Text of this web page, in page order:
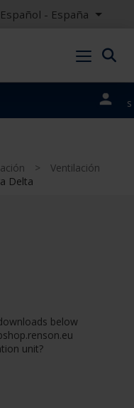
Español - España
portales
>
Ventilación
Delta
below
unit?